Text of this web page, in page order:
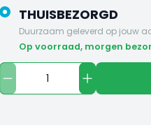
THUISBEZORGD
Duurzaam geleverd op jouw
op voorraad, morgen